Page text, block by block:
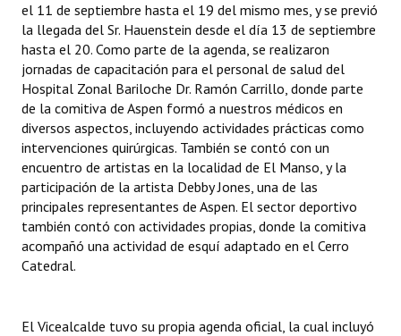
el 11 de septiembre hasta el 19 del mismo mes, y se previó
la llegada del Sr. Hauenstein desde el día 13 de septiembre
hasta el 20. Como parte de la agenda, se realizaron
jornadas de capacitación para el personal de salud del
Hospital Zonal Bariloche Dr. Ramón Carrillo, donde parte
de la comitiva de Aspen formó a nuestros médicos en
diversos aspectos, incluyendo actividades prácticas como
intervenciones quirúrgicas. También se contó con un
encuentro de artistas en la localidad de El Manso, y la
participación de la artista Debby Jones, una de las
principales representantes de Aspen. El sector deportivo
también contó con actividades propias, donde la comitiva
acompañó una actividad de esquí adaptado en el Cerro
Catedral.
El Vicealcalde tuvo su propia agenda oficial, la cual incluyó